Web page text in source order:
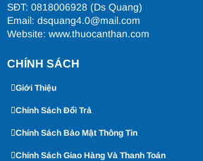
SĐT: 0818006928 (Ds Quang)
Email: dsquang4.0@mail.com
Website: www.thuocanthan.com
CHÍNH SÁCH
Giới Thiệu
Chính Sách Đổi Trả
Chính Sách Bảo Mật Thông Tin
Chính Sách Giao Hàng Và Thanh Toán